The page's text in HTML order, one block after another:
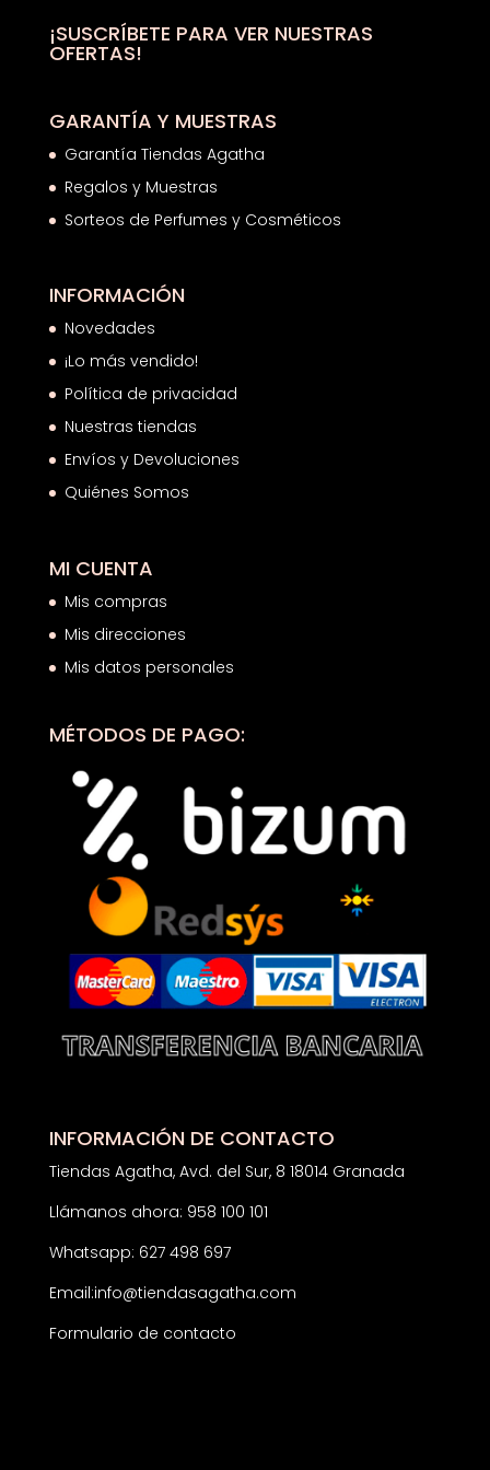
¡SUSCRÍBETE PARA VER NUESTRAS
OFERTAS!
GARANTÍA Y MUESTRAS
Garantía Tiendas Agatha
Regalos y Muestras
Sorteos de Perfumes y Cosméticos
INFORMACIÓN
Novedades
¡Lo más vendido!
Política de privacidad
Nuestras tiendas
Envíos y Devoluciones
Quiénes Somos
MI CUENTA
Mis compras
Mis direcciones
Mis datos personales
MÉTODOS DE PAGO:
INFORMACIÓN DE CONTACTO
Tiendas Agatha, Avd. del Sur, 8 18014 Granada
Llámanos ahora: 958 100 101
Whatsapp: 627 498 697
Email:info@tiendasagatha.com
Formulario de contacto